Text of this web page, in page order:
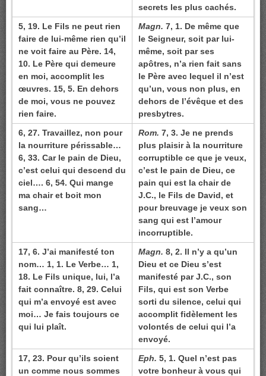
secrets les plus cachés.
5, 19. Le Fils ne peut rien
faire de lui-même rien qu’il
ne voit faire au Père. 14,
10. Le Père qui demeure
en moi, accomplit les
œuvres. 15, 5. En dehors
de moi, vous ne pouvez
rien faire.
Magn. 7, 1. De même que
le Seigneur, soit par lui-
même, soit par ses
apôtres, n’a rien fait sans
le Père avec lequel il n’est
qu’un, vous non plus, en
dehors de l’évêque et des
presbytres.
6, 27. Travaillez, non pour
la nourriture périssable…
6, 33. Car le pain de Dieu,
c’est celui qui descend du
ciel…. 6, 54. Qui mange
ma chair et boit mon
sang…
Rom. 7, 3. Je ne prends
plus plaisir à la nourriture
corruptible ce que je veux,
c’est le pain de Dieu, ce
pain qui est la chair de
J.C., le Fils de David, et
pour breuvage je veux son
sang qui est l’amour
incorruptible.
17, 6. J’ai manifesté ton
nom… 1, 1. Le Verbe… 1,
18. Le Fils unique, lui, l’a
fait connaître. 8, 29. Celui
qui m’a envoyé est avec
moi… Je fais toujours ce
qui lui plaît.
Magn. 8, 2. Il n’y a qu’un
Dieu et ce Dieu s’est
manifesté par J.C., son
Fils, qui est son Verbe
sorti du silence, celui qui
accomplit fidèlement les
volontés de celui qui l’a
envoyé.
17, 23. Pour qu’ils soient
un comme nous sommes
Eph. 5, 1. Quel n’est pas
votre bonheur à vous qui